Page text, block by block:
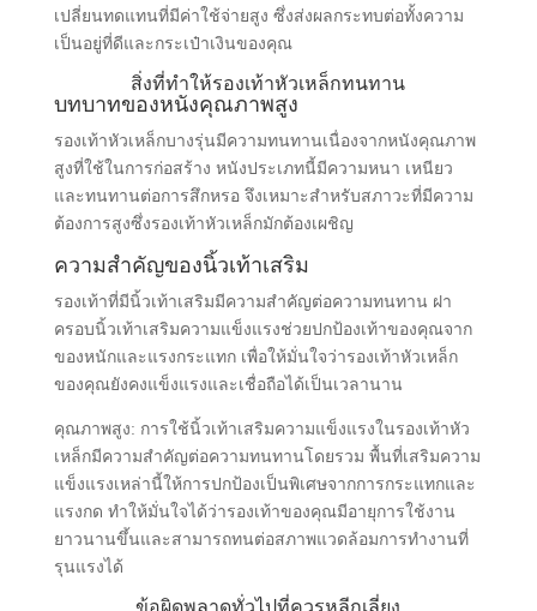
เปลี่ยนทดแทนที่มีค่าใช้จ่ายสูง ซึ่งส่งผลกระทบต่อทั้งความ
เป็นอยู่ที่ดีและกระเป๋าเงินของคุณ
สิ่งที่ทําให้รองเท้าหัวเหล็กทนทาน
บทบาทของหนังคุณภาพสูง
รองเท้าหัวเหล็กบางรุ่นมีความทนทานเนื่องจากหนังคุณภาพ
สูงที่ใช้ในการก่อสร้าง หนังประเภทนี้มีความหนา เหนียว
และทนทานต่อการสึกหรอ จึงเหมาะสําหรับสภาวะที่มีความ
ต้องการสูงซึ่งรองเท้าหัวเหล็กมักต้องเผชิญ
ความสําคัญของนิ้วเท้าเสริม
รองเท้าที่มีนิ้วเท้าเสริมมีความสําคัญต่อความทนทาน ฝา
ครอบนิ้วเท้าเสริมความแข็งแรงช่วยปกป้องเท้าของคุณจาก
ของหนักและแรงกระแทก เพื่อให้มั่นใจว่ารองเท้าหัวเหล็ก
ของคุณยังคงแข็งแรงและเชื่อถือได้เป็นเวลานาน
คุณภาพสูง: การใช้นิ้วเท้าเสริมความแข็งแรงในรองเท้าหัว
เหล็กมีความสําคัญต่อความทนทานโดยรวม พื้นที่เสริมความ
แข็งแรงเหล่านี้ให้การปกป้องเป็นพิเศษจากการกระแทกและ
แรงกด ทําให้มั่นใจได้ว่ารองเท้าของคุณมีอายุการใช้งาน
ยาวนานขึ้นและสามารถทนต่อสภาพแวดล้อมการทํางานที่
รุนแรงได้